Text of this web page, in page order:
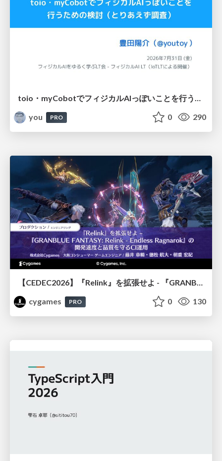
toio・myCobotでフィジカルAIっぽいことを行うための検討（とりあえず調査） / フィジカルAI LT（IoTLTによる開催）
you
PRO 0 290
【CEDEC2026】『Relink』を拡張せよ - 『GRANBLUE FANTASY: Relink - Endless Ragnarok』の開発速度と品質を守るCI運用
cygames
PRO 0 130